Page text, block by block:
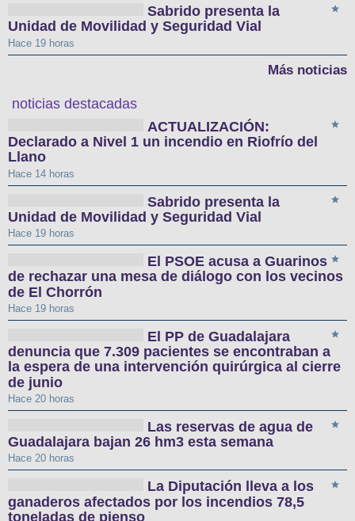
Sabrido presenta la
Unidad de Movilidad y Seguridad Vial
Hace 19 horas
Más noticias
noticias destacadas
ACTUALIZACIÓN:
Declarado a Nivel 1 un incendio en Riofrío del
Llano
Hace 14 horas
Sabrido presenta la
Unidad de Movilidad y Seguridad Vial
Hace 19 horas
El PSOE acusa a Guarinos
de rechazar una mesa de diálogo con los vecinos
de El Chorrón
Hace 19 horas
El PP de Guadalajara
denuncia que 7.309 pacientes se encontraban a
la espera de una intervención quirúrgica al cierre
de junio
Hace 20 horas
Las reservas de agua de
Guadalajara bajan 26 hm3 esta semana
Hace 20 horas
La Diputación lleva a los
ganaderos afectados por los incendios 78,5
toneladas de pienso